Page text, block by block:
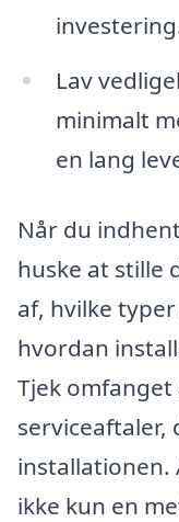
Lav
minimalt
en lang
Når du
huske at stille
af, hvilke
hvordan
Tjek
serviceaftaler,
ikke kun en